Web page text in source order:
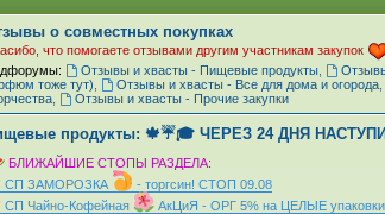
о совместных покупках
что помогаете отзывами другим участникам закупок
Отзывы и хвасты - Пищевые продукты,
тоже тут)
Отзывы и хвасты - Все для дома и огорода,
Отзывы и хвасты - Прочие закупки
продукты: 🍁☔🎓 ЧЕРЕЗ 24 ДНЯ
БЛИЖАЙШИЕ СТОПЫ РАЗДЕЛА:
СП ЗАМОРОЗКА
- торгсин! СТОП 09.08
СП Чайно-Кофейная
АкЦиЯ - ОРГ 5% на ЦЕЛЫЕ